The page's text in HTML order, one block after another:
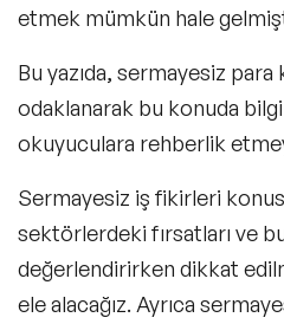
etmek mümkün hale
Bu yazıda, sermayesiz para
odaklanarak bu konuda
okuyuculara rehberlik
Sermayesiz iş fikirleri
sektörlerdeki fırsatları ve
değerlendirirken dikkat
ele alacağız. Ayrıca